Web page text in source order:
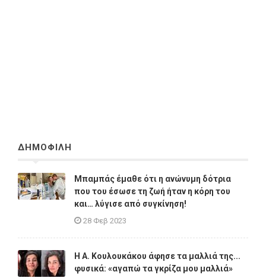
ΔΗΜΟΦΙΛΗ
Μπαμπάς έμαθε ότι η ανώνυμη δότρια
που του έσωσε τη ζωή ήταν η κόρη του
και… λύγισε από συγκίνηση!
28 Φεβ 2023
Η A. Κουλουκάκου άφησε τα μαλλιά της...
φυσικά: «αγαπώ τα γκρίζα μου μαλλιά»